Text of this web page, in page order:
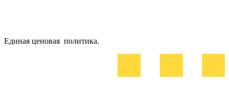
Единая ценовая политика.